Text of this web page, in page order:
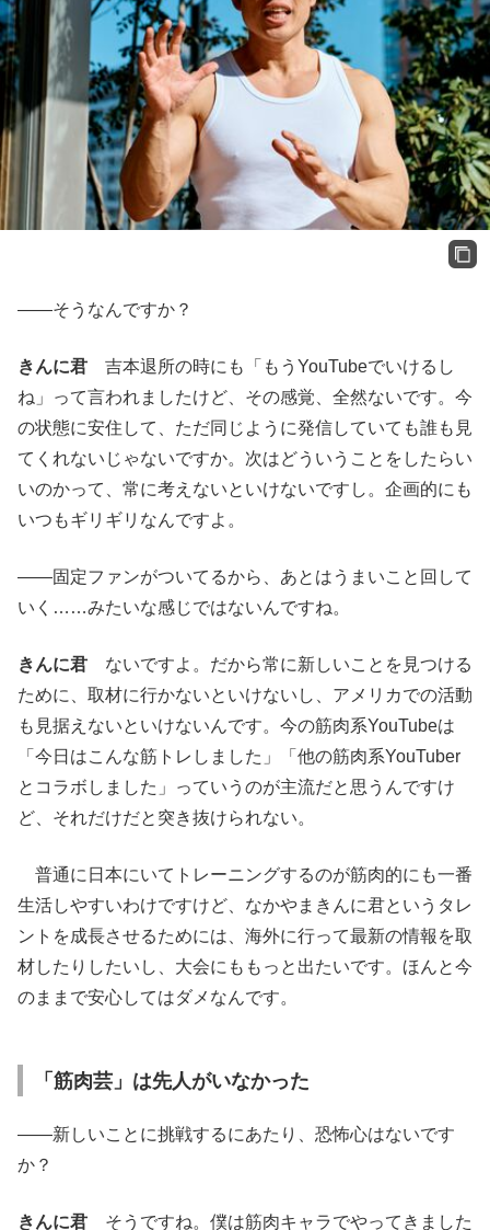
――そうなんですか？
きんに君 吉本退所の時にも「もうYouTubeでいけるし
ね」って言われましたけど、その感覚、全然ないです。今
の状態に安住して、ただ同じように発信していても誰も見
てくれないじゃないですか。次はどういうことをしたらい
いのかって、常に考えないといけないですし。企画的にも
いつもギリギリなんですよ。
――固定ファンがついてるから、あとはうまいこと回して
いく……みたいな感じではないんですね。
きんに君 ないですよ。だから常に新しいことを見つける
ために、取材に行かないといけないし、アメリカでの活動
も見据えないといけないんです。今の筋肉系YouTubeは
「今日はこんな筋トレしました」「他の筋肉系YouTuber
とコラボしました」っていうのが主流だと思うんですけ
ど、それだけだと突き抜けられない。
普通に日本にいてトレーニングするのが筋肉的にも一番
生活しやすいわけですけど、なかやまきんに君というタレ
ントを成長させるためには、海外に行って最新の情報を取
材したりしたいし、大会にももっと出たいです。ほんと今
のままで安心してはダメなんです。
「筋肉芸」は先人がいなかった
――新しいことに挑戦するにあたり、恐怖心はないです
か？
きんに君 そうですね。僕は筋肉キャラでやってきました